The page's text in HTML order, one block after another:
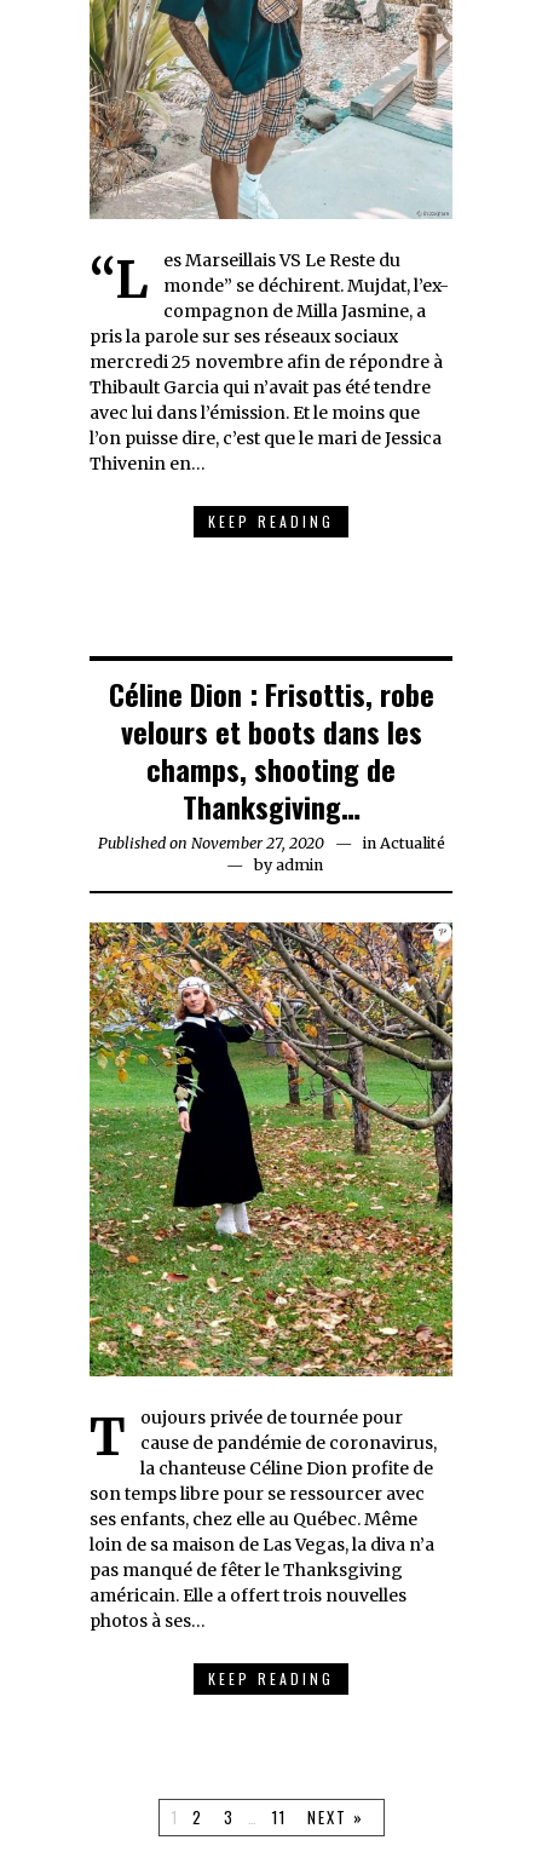
“Les Marseillais VS Le Reste du
monde” se déchirent. Mujdat, l’ex-
compagnon de Milla Jasmine, a
pris la parole sur ses réseaux sociaux
mercredi 25 novembre afin de répondre à
Thibault Garcia qui n’avait pas été tendre
avec lui dans l’émission. Et le moins que
l’on puisse dire, c’est que le mari de Jessica
Thivenin en…
KEEP READING
Céline Dion : Frisottis, robe
velours et boots dans les
champs, shooting de
Thanksgiving…
Published on November 27, 2020November
in Actualité
byadmin
Toujours privée de tournée pour
cause de pandémie de coronavirus,
la chanteuse Céline Dion profite de
son temps libre pour se ressourcer avec
ses enfants, chez elle au Québec. Même
loin de sa maison de Las Vegas, la diva n’a
pas manqué de fêter le Thanksgiving
américain. Elle a offert trois nouvelles
photos à ses…
KEEP READING
1 2 3 11 NEXT »